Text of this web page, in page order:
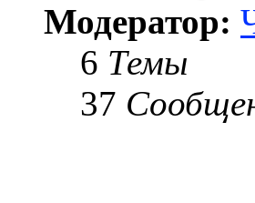
Модератор:
6 Темы
37